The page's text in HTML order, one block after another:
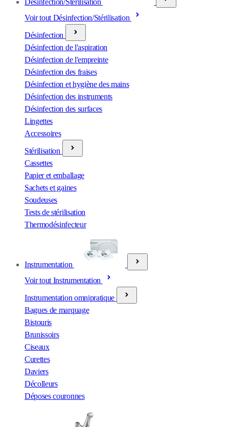
Désinfection/Stérilisation
Voir tout Désinfection/Stérilisation
Désinfection
Désinfection de l'aspiration
Désinfection de l'empreinte
Désinfection des fraises
Désinfection et hygiène des mains
Désinfection des instruments
Désinfection des surfaces
Lingettes
Accessoires
Stérilisation
Cassettes
Papier et emballage
Sachets et gaines
Soudeuses
Tests de stérilisation
Thermodésinfecteur
Instrumentation
Voir tout Instrumentation
Instrumentation omnipratique
Bagues de marquage
Bistouris
Brunissoirs
Ciseaux
Curettes
Daviers
Décolleurs
Déposes couronnes